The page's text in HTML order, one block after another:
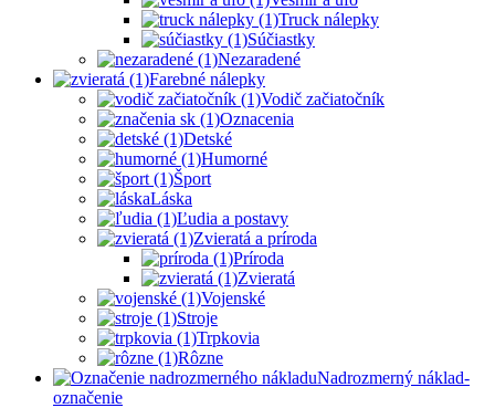
Truck nálepky
Súčiastky
Nezaradené
Farebné nálepky
Vodič začiatočník
Oznacenia
Detské
Humorné
Šport
Láska
Ľudia a postavy
Zvieratá a príroda
Príroda
Zvieratá
Vojenské
Stroje
Trpkovia
Rôzne
Nadrozmerný náklad-
označenie